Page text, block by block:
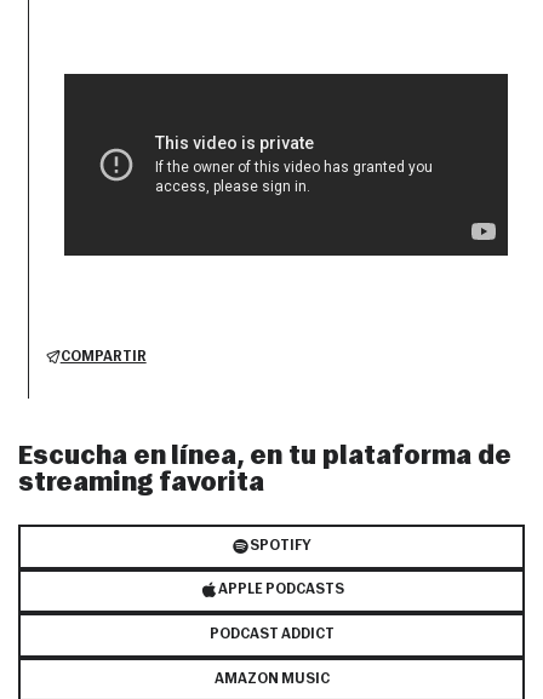
COMPARTIR
Escucha en línea, en tu plataforma de
streaming favorita
SPOTIFY
APPLE PODCASTS
PODCAST ADDICT
AMAZON MUSIC